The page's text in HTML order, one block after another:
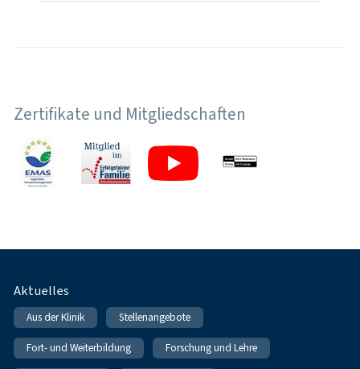
Zertifikate und Mitgliedschaften
Fußnavigation
Aktuelles
Aus der Klinik Stellenangebote
Fort- und Weiterbildung Forschung und Lehre